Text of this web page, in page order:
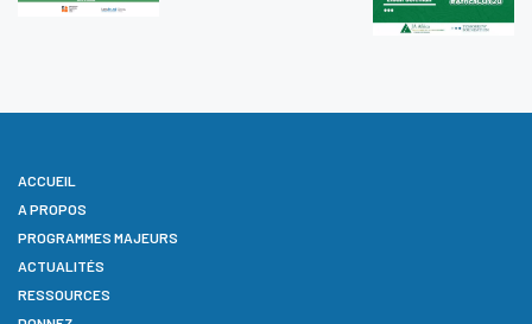
ACCUEIL
A PROPOS
PROGRAMMES MAJEURS
ACTUALITÉS
RESSOURCES